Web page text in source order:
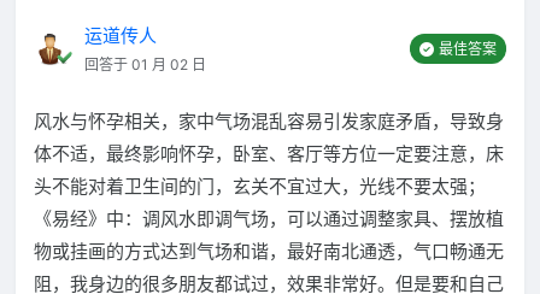
运道传人
回答于 01 月 02 日
最佳答案
风水与怀孕相关，家中气场混乱容易引发家庭矛盾，导致身
体不适，最终影响怀孕，卧室、客厅等方位一定要注意，床
头不能对着卫生间的门，玄关不宜过大，光线不要太强；
《易经》中：调风水即调气场，可以通过调整家具、摆放植
物或挂画的方式达到气场和谐，最好南北通透，气口畅通无
阻，我身边的很多朋友都试过，效果非常好。但是要和自己